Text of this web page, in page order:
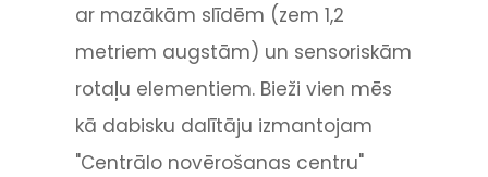
ar mazākām slīdēm (zem 1,2
metriem augstām) un sensoriskām
rotaļu elementiem. Bieži vien mēs
kā dabisku dalītāju izmantojam
"Centrālo novērošanas centru"